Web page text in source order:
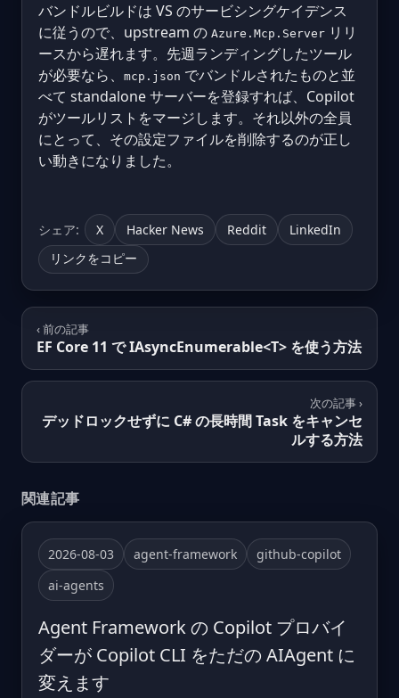
バンドルビルドは VS のサービシングケイデンス
に従うので、upstream の Azure.Mcp.Server リリ
ースから遅れます。先週ランディングしたツール
が必要なら、
mcp.json でバンドルされたものと並
べて standalone サーバーを登録すれば、Copilot
がツールリストをマージします。それ以外の全員
にとって、その設定ファイルを削除するのが正し
い動きになりました。
シェア: X Hacker News Reddit LinkedIn
リンクをコピー
‹ 前の記事
EF Core 11 で IAsyncEnumerable<T> を使う方法
次の記事 ›
デッドロックせずに C# の長時間 Task をキャンセ
ルする方法
関連記事
2026-08-03 agent-framework
github-copilot
ai-agents
Agent Framework の Copilot プロバイ
ダーが Copilot CLI をただの AIAgent に
変えます